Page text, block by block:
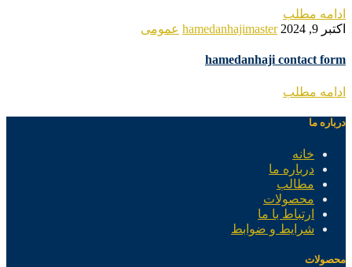
ادامه مطلب
اکتبر 9, 2024
hamedanhajimaster عمومی
hamedanhaji contact form
ادامه مطلب
درباره ما
خانه
درباره ما
مطالب
محصولات
ارتباط با ما
شرایط و ضوابط
محصولات